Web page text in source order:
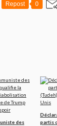
Repost 0
des
partis